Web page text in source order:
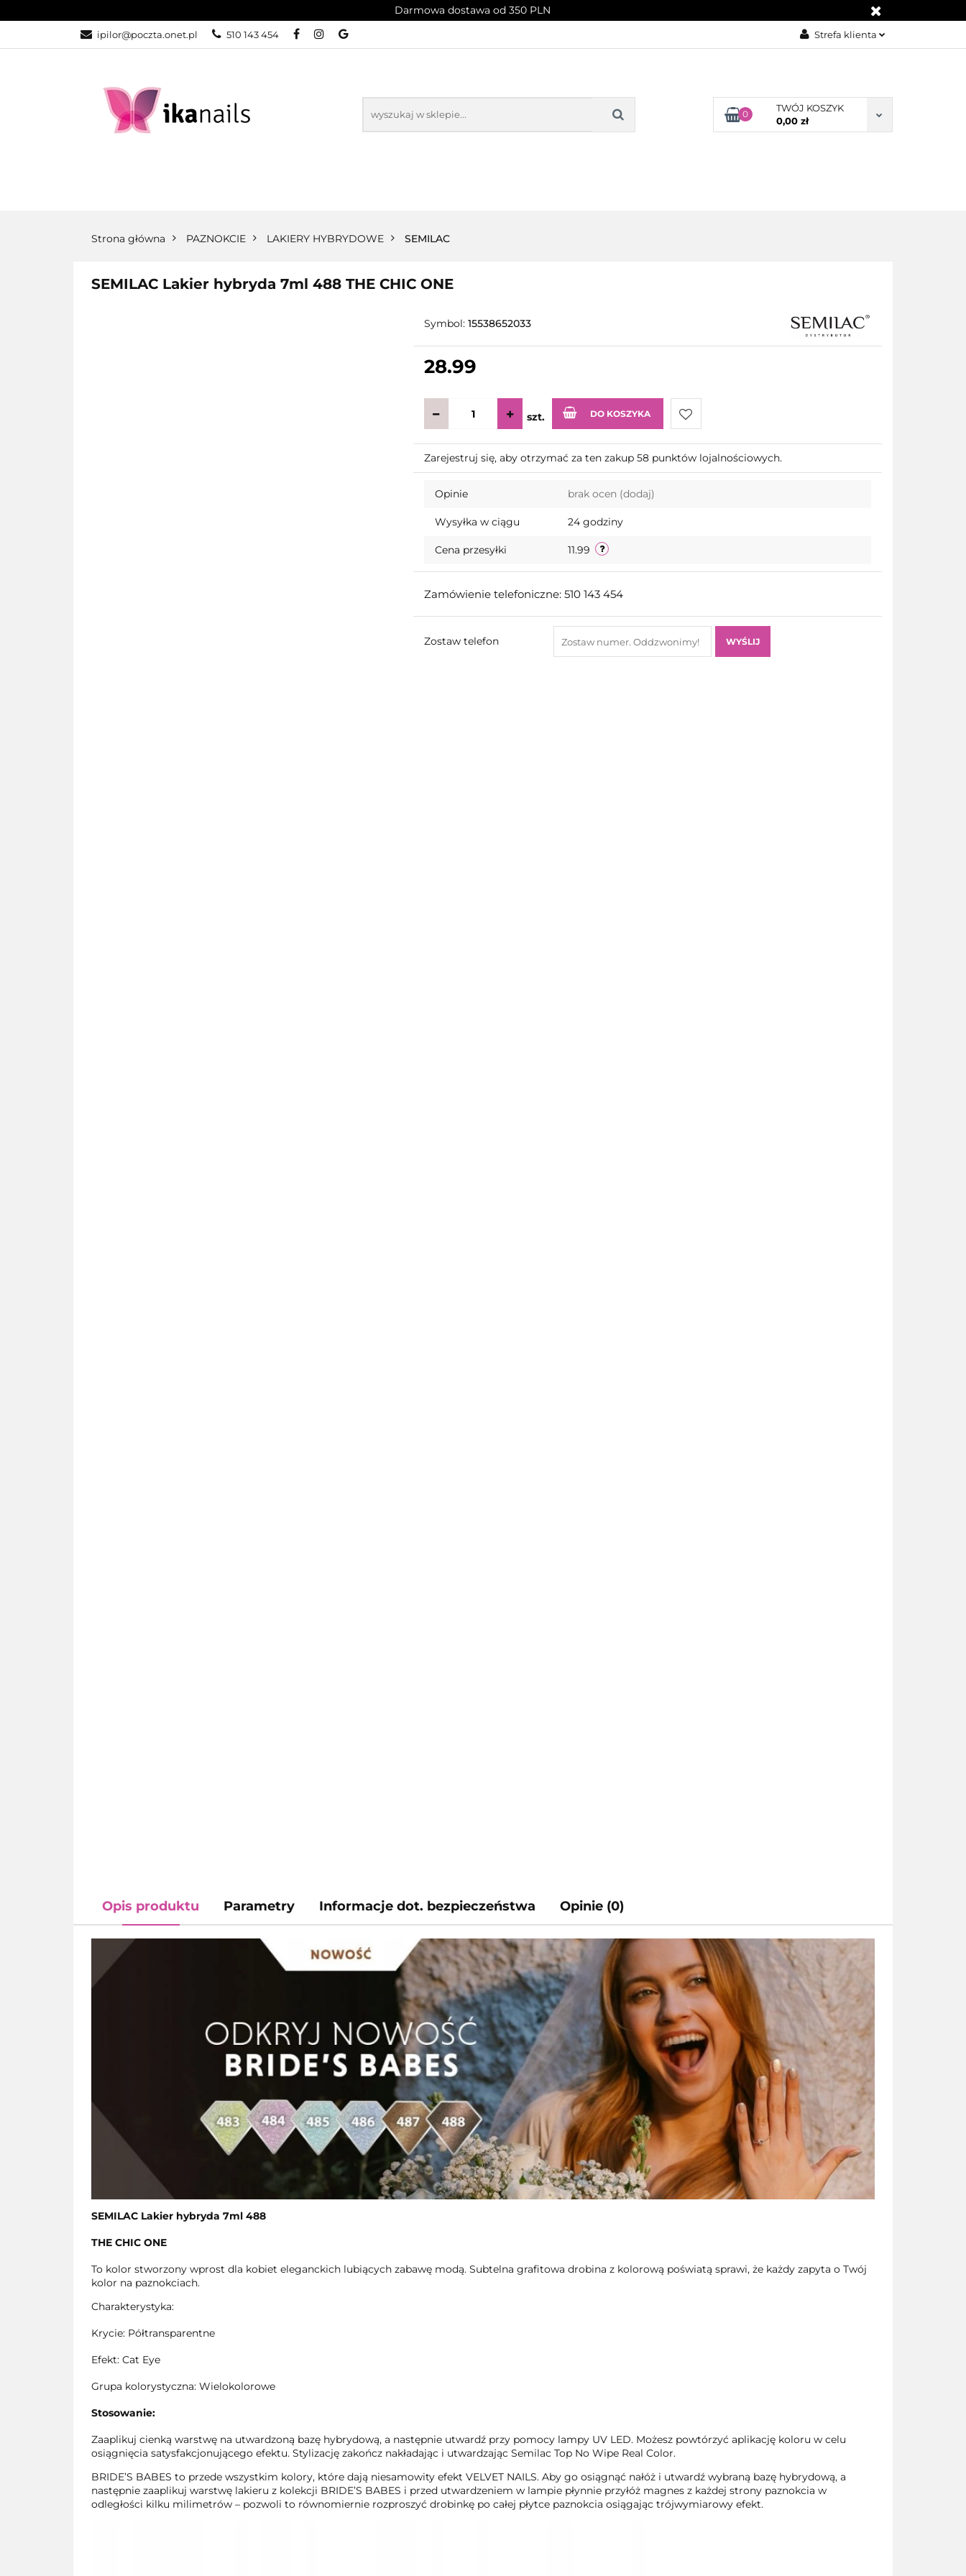
Darmowa dostawa od 350 PLN
ipilor@poczta.onet.pl 510 143 454 Strefa klienta
Dodaj zgłoszenie
Zgody cookies
0
TWÓJ KOSZYK
0,00 zł
KATEGORIE PROMOCJE NOWOŚCI BESTSELLERY BLOG KONTAKT
Strona główna PAZNOKCIE LAKIERY HYBRYDOWE SEMILAC
SEMILAC Lakier hybryda 7ml 488 THE CHIC ONE
Symbol: 15538652033
28.99
szt. DO KOSZYKA
Do
przechowalni
Zarejestruj się, aby otrzymać za ten zakup 58 punktów lojalnościowych.
Opinie brak ocen (dodaj)
Wysyłka w ciągu 24 godziny
Cena przesyłki 11.99
Zamówienie telefoniczne: 510 143 454
Zostaw telefon WYŚLIJ
Opis produktu Parametry Informacje dot. bezpieczeństwa Opinie (0)
SEMILAC Lakier hybryda 7ml 488
THE CHIC ONE
To kolor stworzony wprost dla kobiet eleganckich lubiących zabawę modą. Subtelna grafitowa drobina z kolorową poświatą sprawi, że każdy zapyta o Twój
kolor na paznokciach.
Charakterystyka:
Krycie: Półtransparentne
Efekt: Cat Eye
Grupa kolorystyczna: Wielokolorowe
Stosowanie:
Zaaplikuj cienką warstwę na utwardzoną bazę hybrydową, a następnie utwardź przy pomocy lampy UV LED. Możesz powtórzyć aplikację koloru w celu
osiągnięcia satysfakcjonującego efektu. Stylizację zakończ nakładając i utwardzając Semilac Top No Wipe Real Color.
BRIDE’S BABES to przede wszystkim kolory, które dają niesamowity efekt VELVET NAILS. Aby go osiągnąć nałóż i utwardź wybraną bazę hybrydową, a
następnie zaaplikuj warstwę lakieru z kolekcji BRIDE’S BABES i przed utwardzeniem w lampie płynnie przyłóż magnes z każdej strony paznokcia w
odległości kilku milimetrów – pozwoli to równomiernie rozproszyć drobinkę po całej płytce paznokcia osiągając trójwymiarowy efekt.